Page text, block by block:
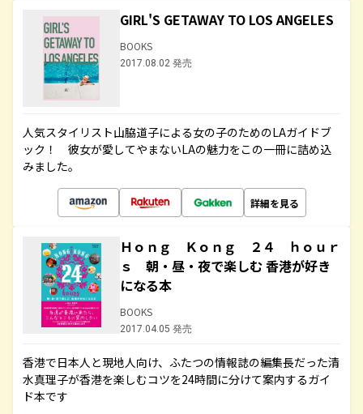
GIRL'S GETAWAY TO LOS ANGELES
BOOKS
2017.08.02 発売
人気スタイリスト山脇道子による女の子のためのLAガイドブ
ック！ 彼女が愛してやまないLAの魅力をこの一冊に詰め込
みました。
詳細を見る
Ｈｏｎｇ Ｋｏｎｇ ２４ ｈｏｕｒ
ｓ 朝・昼・夜で楽しむ 香港が好き
になる本
BOOKS
2017.04.05 発売
香港で日本人と現地人向け、ふたつの情報誌の編集長だった清
水真理子が香港を楽しむコツを24時間に分けて案内するガイ
ド本です